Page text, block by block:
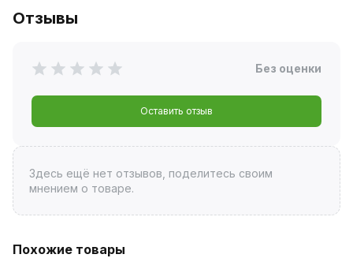
Отзывы
Без оценки
Оставить отзыв
Здесь ещё нет отзывов, поделитесь своим
мнением о товаре.
Похожие товары